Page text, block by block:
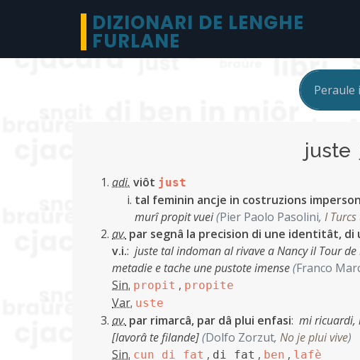
DIZIONARI DE LENGHE
FURLANE
juste
adi. viôt just
tal feminin ancje in costruzions
murî propit vuei(Pier Paolo Pasolini, I
av. par segnâ la precision di une identitât,
v.i.: juste tal indoman al rivave a Nancy il Tour de
metadie e tache une pustote imense(Franco
Sin. propit , propite
Var. uste
av. par rimarcâ, par dâ plui enfasi: mi ricuardi,
[lavorâ te filande](Dolfo Zorzut, No je plui vive)
Sin. cun di fat , di fat , ben , lafè